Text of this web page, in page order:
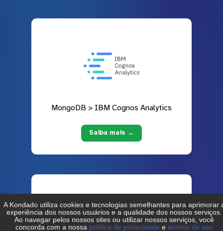
MongoDB > IBM Cognos Analytics
Saiba mais →